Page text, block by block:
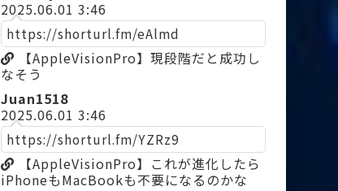
2025.06.01 3:46
https://shorturl.fm/eAlmd
【AppleVisionPro】現段階だと成功し
なそう
Juan1518
2025.06.01 3:46
https://shorturl.fm/YZRz9
【AppleVisionPro】これが進化したら
iPhoneもMacBookも不要になるのかな